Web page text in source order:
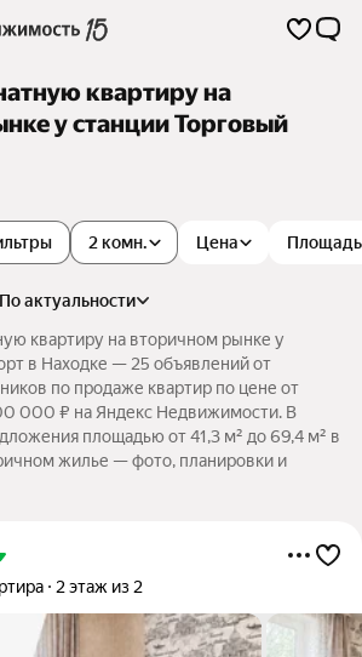
квартиру на
у станции Торговый
2 комн. Цена Площадь
по актуальности
квартиру на вторичном рынке у
в Находке — 25 объявлений от
по продаже квартир по цене от
000 ₽ на Яндекс Недвижимости. В
площадью от 41,3 м² до 69,4 м² в
жилье — фото, планировки и
2 этаж из 2